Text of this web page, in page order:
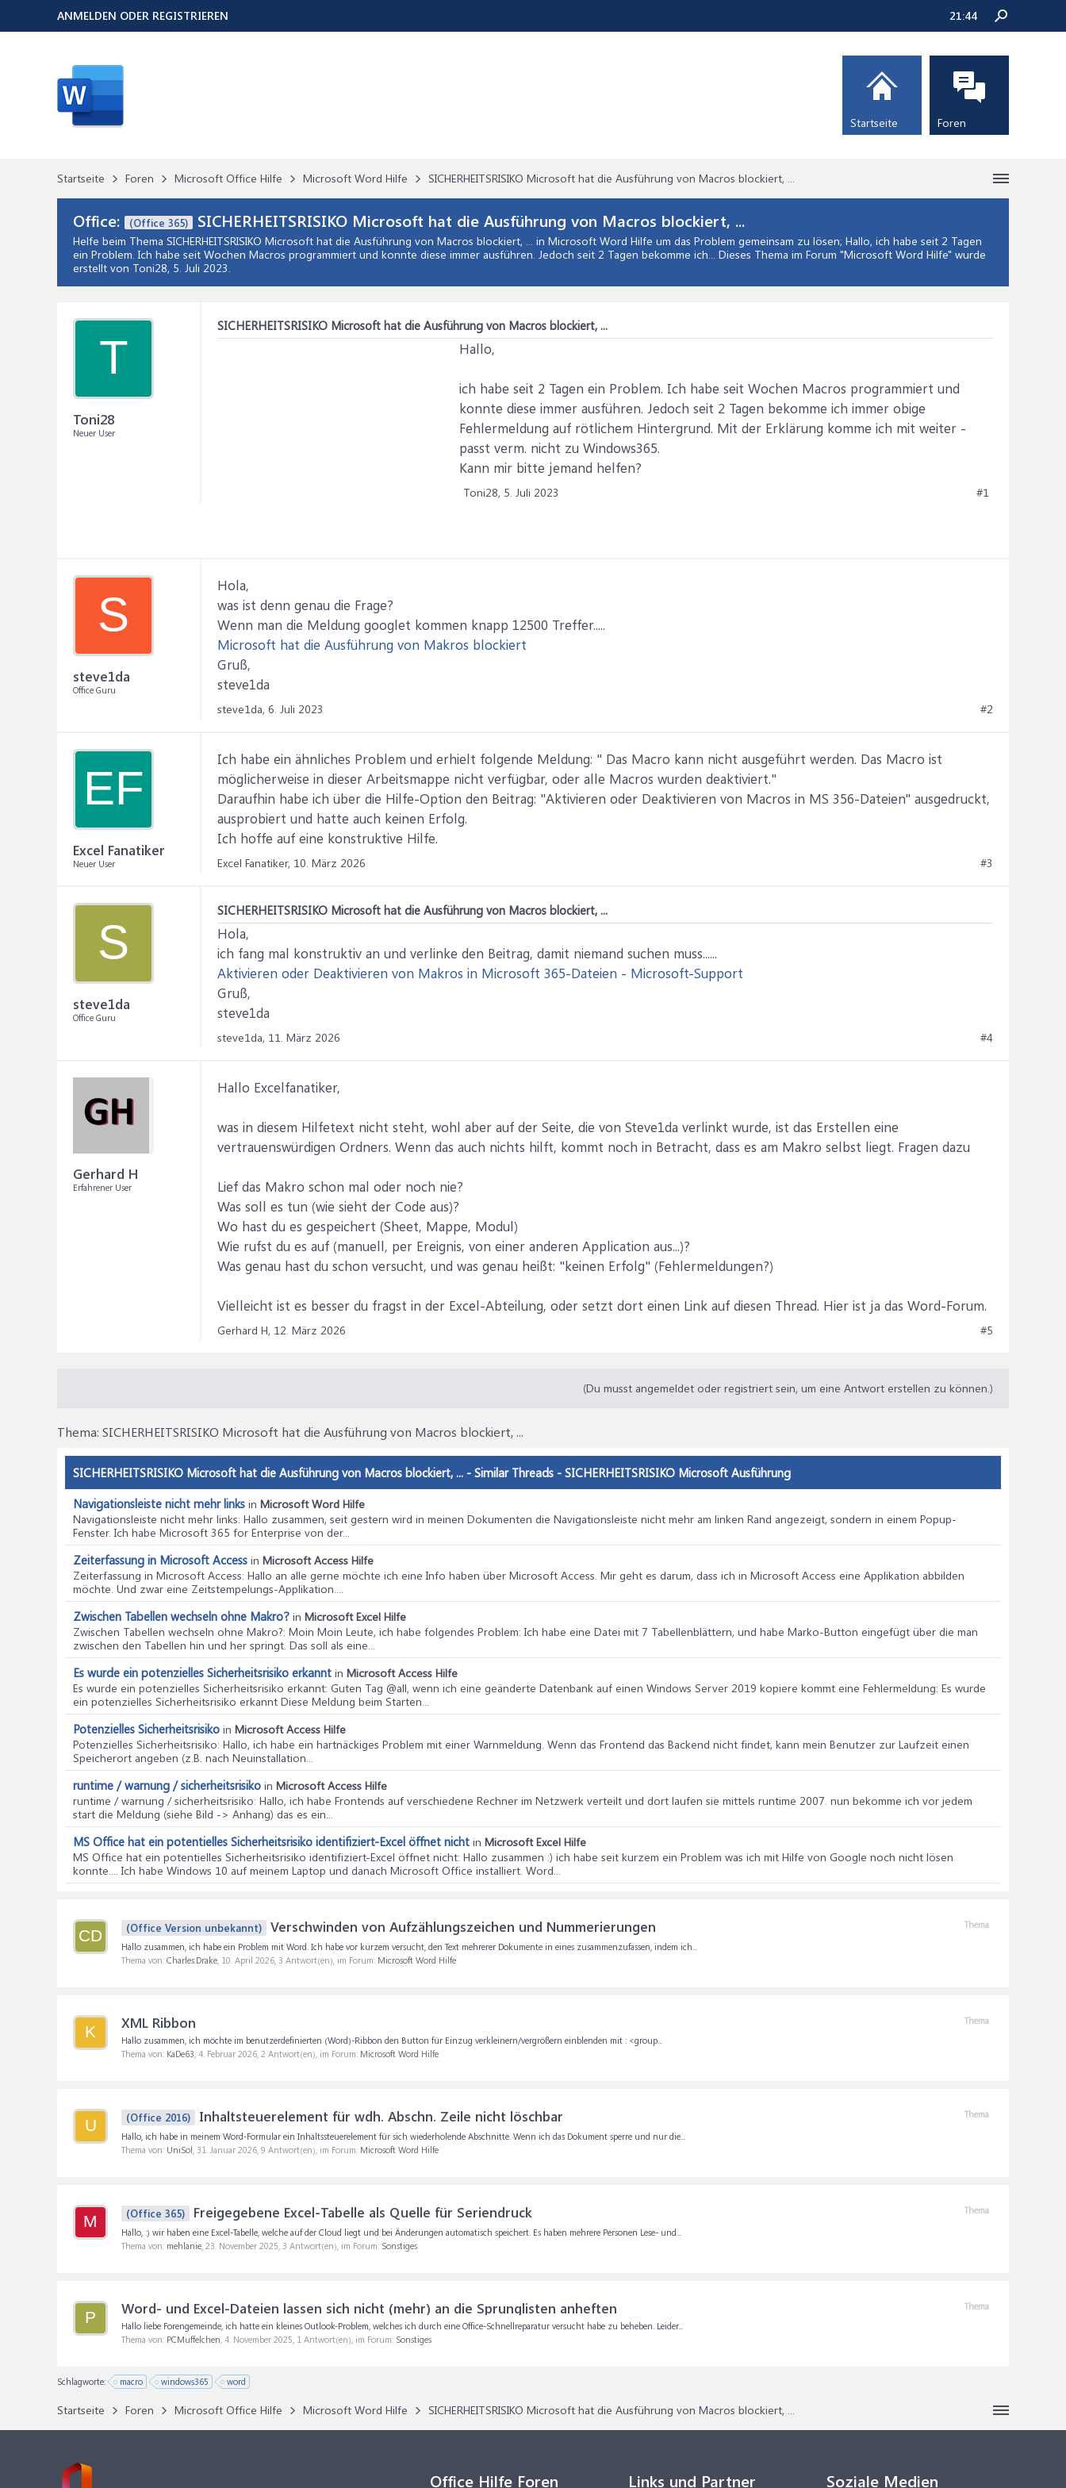
Startseite Foren Microsoft Office Hilfe Microsoft Word Hilfe SICHERHEITSRISIKO Microsoft hat die Ausführung von Macros blockiert, ...
Office: (Office 365) SICHERHEITSRISIKO Microsoft hat die Ausführung von Macros blockiert, ...
Helfe beim Thema SICHERHEITSRISIKO Microsoft hat die Ausführung von Macros blockiert, ... in Microsoft Word Hilfe um das Problem gemeinsam zu lösen; Hallo, ich habe seit 2 Tagen
ein Problem. Ich habe seit Wochen Macros programmiert und konnte diese immer ausführen. Jedoch seit 2 Tagen bekomme ich... Dieses Thema im Forum "Microsoft Word Hilfe" wurde
erstellt von Toni28, 5. Juli 2023.
T
Toni28
Neuer User
SICHERHEITSRISIKO Microsoft hat die Ausführung von Macros blockiert, ...
Hallo,
ich habe seit 2 Tagen ein Problem. Ich habe seit Wochen Macros programmiert und
konnte diese immer ausführen. Jedoch seit 2 Tagen bekomme ich immer obige
Fehlermeldung auf rötlichem Hintergrund. Mit der Erklärung komme ich mit weiter -
passt verm. nicht zu Windows365.
Kann mir bitte jemand helfen?
Toni28, 5. Juli 2023 #1
S
steve1da
Office Guru
Hola,
was ist denn genau die Frage?
Wenn man die Meldung googlet kommen knapp 12500 Treffer.....
Microsoft hat die Ausführung von Makros blockiert
Gruß,
steve1da
steve1da, 6. Juli 2023 #2
EF
Excel Fanatiker
Neuer User
Ich habe ein ähnliches Problem und erhielt folgende Meldung: " Das Macro kann nicht ausgeführt werden. Das Macro ist
möglicherweise in dieser Arbeitsmappe nicht verfügbar, oder alle Macros wurden deaktiviert."
Daraufhin habe ich über die Hilfe-Option den Beitrag: "Aktivieren oder Deaktivieren von Macros in MS 356-Dateien" ausgedruckt,
ausprobiert und hatte auch keinen Erfolg.
Ich hoffe auf eine konstruktive Hilfe.
Excel Fanatiker, 10. März 2026 #3
S
steve1da
Office Guru
SICHERHEITSRISIKO Microsoft hat die Ausführung von Macros blockiert, ...
Hola,
ich fang mal konstruktiv an und verlinke den Beitrag, damit niemand suchen muss......
Aktivieren oder Deaktivieren von Makros in Microsoft 365-Dateien - Microsoft-Support
Gruß,
steve1da
steve1da, 11. März 2026 #4
Gerhard H
Erfahrener User
Hallo Excelfanatiker,
was in diesem Hilfetext nicht steht, wohl aber auf der Seite, die von Steve1da verlinkt wurde, ist das Erstellen eine
vertrauenswürdigen Ordners. Wenn das auch nichts hilft, kommt noch in Betracht, dass es am Makro selbst liegt. Fragen dazu
Lief das Makro schon mal oder noch nie?
Was soll es tun (wie sieht der Code aus)?
Wo hast du es gespeichert (Sheet, Mappe, Modul)
Wie rufst du es auf (manuell, per Ereignis, von einer anderen Application aus...)?
Was genau hast du schon versucht, und was genau heißt: "keinen Erfolg" (Fehlermeldungen?)
Vielleicht ist es besser du fragst in der Excel-Abteilung, oder setzt dort einen Link auf diesen Thread. Hier ist ja das Word-Forum.
Gerhard H, 12. März 2026 #5
(Du musst angemeldet oder registriert sein, um eine Antwort erstellen zu können.)
Thema: SICHERHEITSRISIKO Microsoft hat die Ausführung von Macros blockiert, ...
SICHERHEITSRISIKO Microsoft hat die Ausführung von Macros blockiert, ... - Similar Threads - SICHERHEITSRISIKO Microsoft Ausführung
Navigationsleiste nicht mehr links in Microsoft Word Hilfe
Navigationsleiste nicht mehr links: Hallo zusammen, seit gestern wird in meinen Dokumenten die Navigationsleiste nicht mehr am linken Rand angezeigt, sondern in einem Popup-
Fenster. Ich habe Microsoft 365 for Enterprise von der...
Zeiterfassung in Microsoft Access in Microsoft Access Hilfe
Zeiterfassung in Microsoft Access: Hallo an alle gerne möchte ich eine Info haben über Microsoft Access. Mir geht es darum, dass ich in Microsoft Access eine Applikation abbilden
möchte. Und zwar eine Zeitstempelungs-Applikation....
Zwischen Tabellen wechseln ohne Makro? in Microsoft Excel Hilfe
Zwischen Tabellen wechseln ohne Makro?: Moin Moin Leute, ich habe folgendes Problem: Ich habe eine Datei mit 7 Tabellenblättern, und habe Marko-Button eingefügt über die man
zwischen den Tabellen hin und her springt. Das soll als eine...
Es wurde ein potenzielles Sicherheitsrisiko erkannt in Microsoft Access Hilfe
Es wurde ein potenzielles Sicherheitsrisiko erkannt: Guten Tag @all, wenn ich eine geänderte Datenbank auf einen Windows Server 2019 kopiere kommt eine Fehlermeldung: Es wurde
ein potenzielles Sicherheitsrisiko erkannt Diese Meldung beim Starten...
Potenzielles Sicherheitsrisiko in Microsoft Access Hilfe
Potenzielles Sicherheitsrisiko: Hallo, ich habe ein hartnäckiges Problem mit einer Warnmeldung. Wenn das Frontend das Backend nicht findet, kann mein Benutzer zur Laufzeit einen
Speicherort angeben (z.B. nach Neuinstallation...
runtime / warnung / sicherheitsrisiko in Microsoft Access Hilfe
runtime / warnung / sicherheitsrisiko: Hallo, ich habe Frontends auf verschiedene Rechner im Netzwerk verteilt und dort laufen sie mittels runtime 2007. nun bekomme ich vor jedem
start die Meldung (siehe Bild -> Anhang) das es ein...
MS Office hat ein potentielles Sicherheitsrisiko identifiziert-Excel öffnet nicht in Microsoft Excel Hilfe
MS Office hat ein potentielles Sicherheitsrisiko identifiziert-Excel öffnet nicht: Hallo zusammen :) ich habe seit kurzem ein Problem was ich mit Hilfe von Google noch nicht lösen
konnte.... Ich habe Windows 10 auf meinem Laptop und danach Microsoft Office installiert. Word...
CD
Thema
(Office Version unbekannt) Verschwinden von Aufzählungszeichen und Nummerierungen
Hallo zusammen, ich habe ein Problem mit Word. Ich habe vor kurzem versucht, den Text mehrerer Dokumente in eines zusammenzufassen, indem ich...
Thema von: Charles.Drake, 10. April 2026, 3 Antwort(en), im Forum: Microsoft Word Hilfe
K
Thema
XML Ribbon
Hallo zusammen, ich möchte im benutzerdefinierten (Word)-Ribbon den Button für Einzug verkleinern/vergrößern einblenden mit : <group...
Thema von: KaDe63, 4. Februar 2026, 2 Antwort(en), im Forum: Microsoft Word Hilfe
U
Thema
(Office 2016) Inhaltsteuerelement für wdh. Abschn. Zeile nicht löschbar
Hallo, ich habe in meinem Word-Formular ein Inhaltssteuerelement für sich wiederholende Abschnitte. Wenn ich das Dokument sperre und nur die...
Thema von: UniSol, 31. Januar 2026, 9 Antwort(en), im Forum: Microsoft Word Hilfe
M
Thema
(Office 365) Freigegebene Excel-Tabelle als Quelle für Seriendruck
Hallo, :) wir haben eine Excel-Tabelle, welche auf der Cloud liegt und bei Änderungen automatisch speichert. Es haben mehrere Personen Lese- und...
Thema von: mehlanie, 23. November 2025, 3 Antwort(en), im Forum: Sonstiges
P
Thema
Word- und Excel-Dateien lassen sich nicht (mehr) an die Sprunglisten anheften
Hallo liebe Forengemeinde, ich hatte ein kleines Outlook-Problem, welches ich durch eine Office-Schnellreparatur versucht habe zu beheben. Leider...
Thema von: PCMuffelchen, 4. November 2025, 1 Antwort(en), im Forum: Sonstiges
Schlagworte: macro windows365 word
Startseite Foren Microsoft Office Hilfe Microsoft Word Hilfe SICHERHEITSRISIKO Microsoft hat die Ausführung von Macros blockiert, ...
ANMELDEN ODER REGISTRIEREN 21:44
Startseite Foren
Office Hilfe Foren Links und Partner Soziale Medien